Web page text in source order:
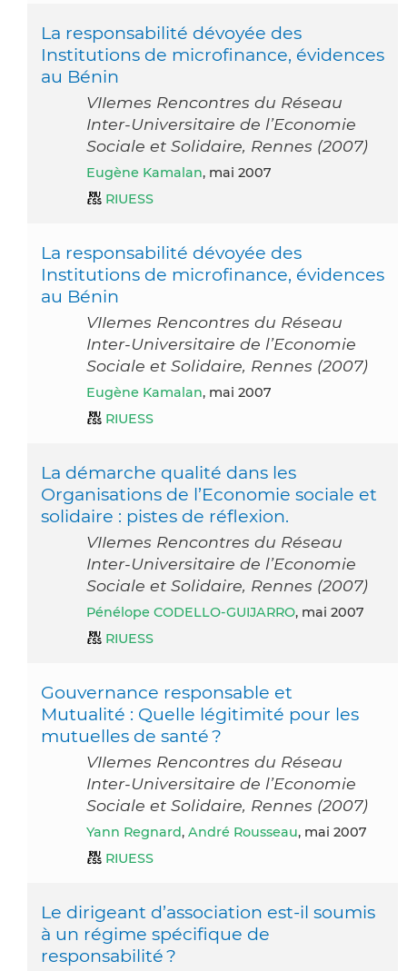
La responsabilité dévoyée des
Institutions de microfinance, évidences
au Bénin
VIIemes Rencontres du Réseau
Inter-Universitaire de l’Economie
Sociale et Solidaire, Rennes (2007)
Eugène Kamalan, mai 2007
RIUESS
La responsabilité dévoyée des
Institutions de microfinance, évidences
au Bénin
VIIemes Rencontres du Réseau
Inter-Universitaire de l’Economie
Sociale et Solidaire, Rennes (2007)
Eugène Kamalan, mai 2007
RIUESS
La démarche qualité dans les
Organisations de l’Economie sociale et
solidaire : pistes de réflexion.
VIIemes Rencontres du Réseau
Inter-Universitaire de l’Economie
Sociale et Solidaire, Rennes (2007)
Pénélope CODELLO-GUIJARRO, mai 2007
RIUESS
Gouvernance responsable et
Mutualité : Quelle légitimité pour les
mutuelles de santé ?
VIIemes Rencontres du Réseau
Inter-Universitaire de l’Economie
Sociale et Solidaire, Rennes (2007)
Yann Regnard, André Rousseau, mai 2007
RIUESS
Le dirigeant d’association est-il soumis
à un régime spécifique de
responsabilité ?